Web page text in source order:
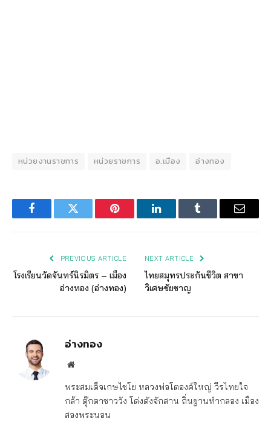
หน่วยงานราชการ หน่วยราชการ อ.เมือง อ่างทอง
FacebookTwitter Pinterest LinkedInTumblr Email
PREVIOUS ARTICLE
โรงเรียนวัดจันทร์นิรมิตร – เมือง
อ่างทอง (อ่างทอง)
NEXT ARTICLE
ไทยสมุทรประกันชีวิต สาขา
วิเศษชัยชาญ
อ่างทอง
Website
พระสมเด็จเกษไชโย หลวงพ่อโตองค์ใหญ่ วีรไทยใจ
กล้า ตุ๊กตาชาววัง โด่งดังจักสาน ถิ่นฐานทำกลอง เมือง
สองพระนอน